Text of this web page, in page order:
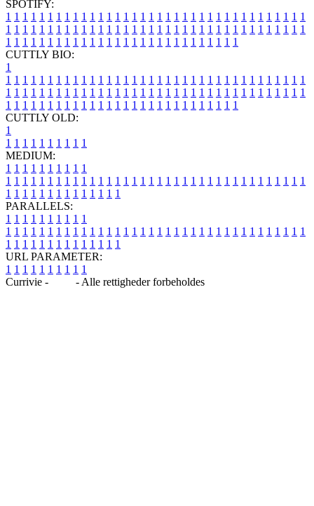
SPOTIFY:
1 1 1 1 1 1 1 1 1 1 1 1 1 1 1 1 1 1 1 1 1 1 1 1 1 1 1 1 1 1 1 1 1 1 1 1
1 1 1 1 1 1 1 1 1 1 1 1 1 1 1 1 1 1 1 1 1 1 1 1 1 1 1 1 1 1 1 1 1 1 1 1
1 1 1 1 1 1 1 1 1 1 1 1 1 1 1 1 1 1 1 1 1 1 1 1 1 1 1 1
CUTTLY BIO:
1
1 1 1 1 1 1 1 1 1 1 1 1 1 1 1 1 1 1 1 1 1 1 1 1 1 1 1 1 1 1 1 1 1 1 1 1
1 1 1 1 1 1 1 1 1 1 1 1 1 1 1 1 1 1 1 1 1 1 1 1 1 1 1 1 1 1 1 1 1 1 1 1
1 1 1 1 1 1 1 1 1 1 1 1 1 1 1 1 1 1 1 1 1 1 1 1 1 1 1 1
CUTTLY OLD:
1
1 1 1 1 1 1 1 1 1 1
MEDIUM:
1 1 1 1 1 1 1 1 1 1
1 1 1 1 1 1 1 1 1 1 1 1 1 1 1 1 1 1 1 1 1 1 1 1 1 1 1 1 1 1 1 1 1 1 1 1
1 1 1 1 1 1 1 1 1 1 1 1 1 1
PARALLELS:
1 1 1 1 1 1 1 1 1 1
1 1 1 1 1 1 1 1 1 1 1 1 1 1 1 1 1 1 1 1 1 1 1 1 1 1 1 1 1 1 1 1 1 1 1 1
1 1 1 1 1 1 1 1 1 1 1 1 1 1
URL PARAMETER:
1 1 1 1 1 1 1 1 1 1
Currivie -
- Alle rettigheder forbeholdes